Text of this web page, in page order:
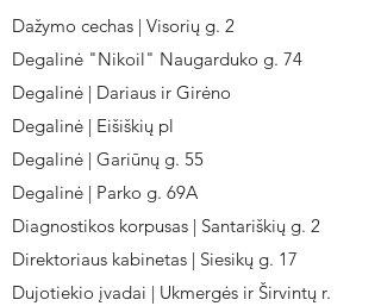
Dažymo cechas | Visorių g. 2
Degalinė "Nikoil" Naugarduko g. 74
Degalinė | Dariaus ir Girėno
Degalinė | Eišiškių pl
Degalinė | Gariūnų g. 55
Degalinė | Parko g. 69A
Diagnostikos korpusas | Santariškių g. 2
Direktoriaus kabinetas | Siesikų g. 17
Dujotiekio įvadai | Ukmergės ir Širvintų r.